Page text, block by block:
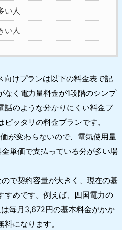
い人
い人
向けプランは以下の料金表で記
なく電力量料金が1段階のシンプ
話のような分かりにくい料金プ
ッタリの料金プランです。
が変わらないので、電気使用量
単価で支払っている分が多い場
で契約容量が大きく、現在の基
すめです。例えば、四国電力の
毎月3,672円の基本料金がかか
になります。